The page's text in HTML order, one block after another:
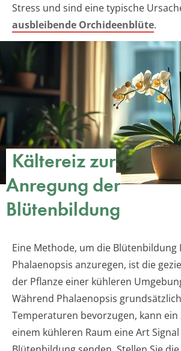
Stress und sind eine typische
ausbleibende Orchideenblüte.
Kältereiz zur
Anregung der
Blütenbildung
Eine Methode, um die Blütenbildung
Phalaenopsis anzuregen, ist die
der Pflanze einer kühleren
Während Phalaenopsis
Temperaturen bevorzugen, kann
einem kühleren Raum eine Art